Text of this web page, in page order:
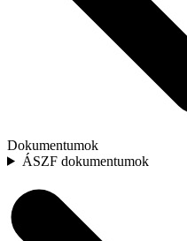
Dokumentumok
ÁSZF dokumentumok